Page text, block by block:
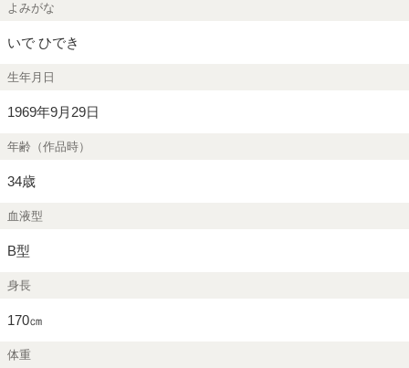
よみがな
いで ひでき
生年月日
1969年9月29日
年齢（作品時）
34歳
血液型
B型
身長
170㎝
体重